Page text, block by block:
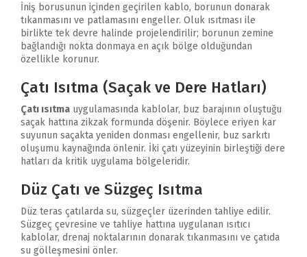
İniş borusunun içinden geçirilen kablo, borunun donarak
tıkanmasını ve patlamasını engeller. Oluk ısıtması ile
birlikte tek devre halinde projelendirilir; borunun zemine
bağlandığı nokta donmaya en açık bölge olduğundan
özellikle korunur.
Çatı Isıtma (Saçak ve Dere Hatları)
Çatı ısıtma uygulamasında kablolar, buz barajının oluştuğu
saçak hattına zikzak formunda döşenir. Böylece eriyen kar
suyunun saçakta yeniden donması engellenir, buz sarkıtı
oluşumu kaynağında önlenir. İki çatı yüzeyinin birleştiği dere
hatları da kritik uygulama bölgeleridir.
Düz Çatı ve Süzgeç Isıtma
Düz teras çatılarda su, süzgeçler üzerinden tahliye edilir.
Süzgeç çevresine ve tahliye hattına uygulanan ısıtıcı
kablolar, drenaj noktalarının donarak tıkanmasını ve çatıda
su gölleşmesini önler.